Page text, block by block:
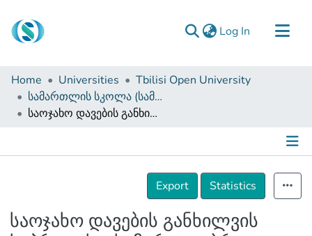
Log In (current)
Communities & Collections
Browse
Documentation
Home Universities
Tbilisi Open University
სამართლის სკოლა (სამაგისტრო ნაშრომები)
საოჯახო დავების განხილვის საპროცესო სამართლებრივი თავისებურებანი არასრულწლოვანის ინტერესების დაცვის ჭრილში
Details
Export
Statistics
საოჯახო დავების განხილვის